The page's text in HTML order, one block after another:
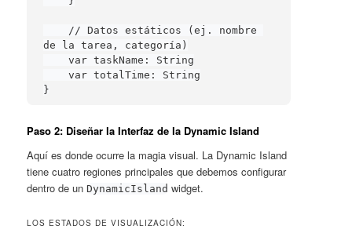
de la tarea, categoría)
    var taskName: String
    var totalTime: String
}
Paso 2: Diseñar la Interfaz de la Dynamic Island
Aquí es donde ocurre la magia visual. La Dynamic Island
tiene cuatro regiones principales que debemos configurar
dentro de unDynamicIsland widget.
LOS ESTADOS DE VISUALIZACIÓN: